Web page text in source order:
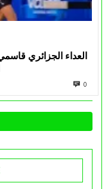
العداء الجزائري
0